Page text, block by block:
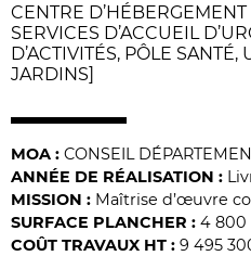
CENTRE
SERVICES D’ACCUEIL
D’ACTIVITÉS, PÔLE
JARDINS]
MOA : CONSEIL
ANNÉE DE RÉALISATION :
MISSION : Maîtrise d’œuvre
SURFACE PLANCHER : 4 800
COÛT TRAVAUX HT : 9 495